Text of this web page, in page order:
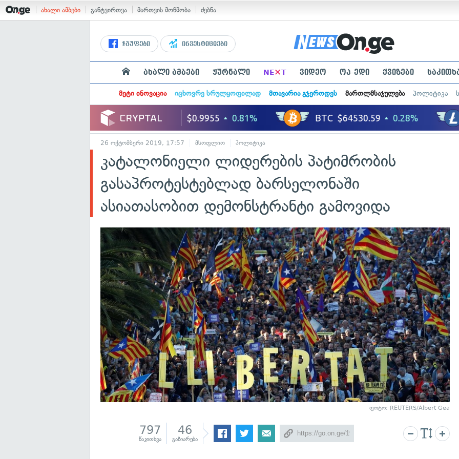
ახალი ამბები განტვირთვა მართვის მოწმობა ძებნა
ჯგუფები ინვესტიციები
ახალი ამბები ჟურნალი NE×T ვიდეო ოპ-ედი ქვიზები
მეტი ინოვაცია იცხოვრე სრულყოფილად მთავარია გჯეროდეს მართლმსაჯულება პოლიტიკა
26 ოქტომბერი 2019, 17:57 მსოფლიო პოლიტიკა
კატალონიელი ლიდერების პატიმრობის
გასაპროტესტებლად ბარსელონაში
ასიათასობით დემონსტრანტი გამოვიდა
ფოტო: REUTERS/Albert Gea
797
წაკითხვა
46
გაზიარება